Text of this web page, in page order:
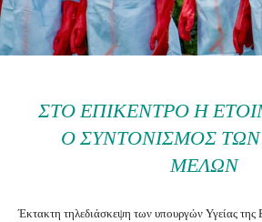
ΣΤΟ ΕΠΊΚΕΝΤΡΟ Η
Ο ΣΥΝΤΟΝΙΣΜΌΣ
ΜΕΛΏΝ
Έκτακτη τηλεδιάσκεψη των υπουργών Υγείας